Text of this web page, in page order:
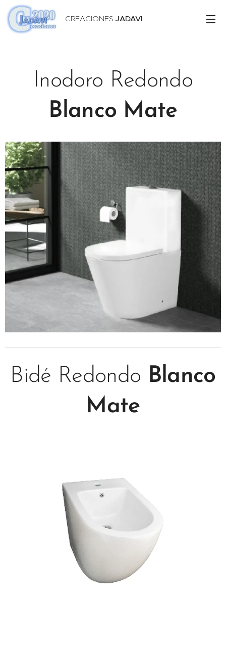
CREACIONES JADAVI
Inodoro Redondo
Blanco Mate
Bidé Redondo Blanco
Mate